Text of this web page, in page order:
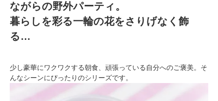
ながらの野外パーティ。
暮らしを彩る一輪の花をさりげなく飾
る…
少し豪華にワクワクする朝食、頑張っている自分へのご褒美。そ
んなシーンにぴったりのシリーズです。